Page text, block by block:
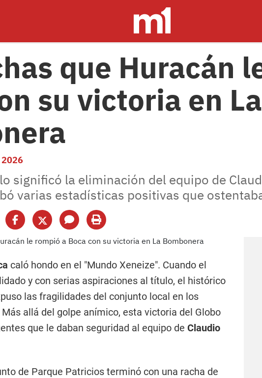
que Huracán
su victoria en La
2026
significó la eliminación del equipo de
varias estadísticas positivas que
caló hondo en el "Mundo Xeneize". Cuando el
y con serias aspiraciones al título, el histórico
las fragilidades del conjunto local en los
allá del golpe anímico, esta victoria del Globo
que le daban seguridad al equipo de Claudio
de Parque Patricios terminó con una racha de